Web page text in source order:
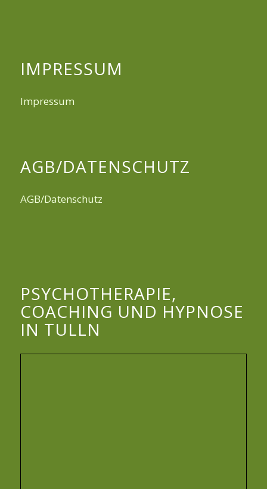
IMPRESSUM
Impressum
AGB/DATENSCHUTZ
AGB/Datenschutz
PSYCHOTHERAPIE,
COACHING UND HYPNOSE
IN TULLN